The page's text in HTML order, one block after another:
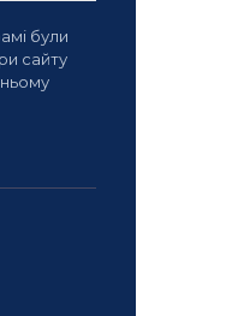
були
сайту